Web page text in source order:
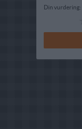
Din vurdering: